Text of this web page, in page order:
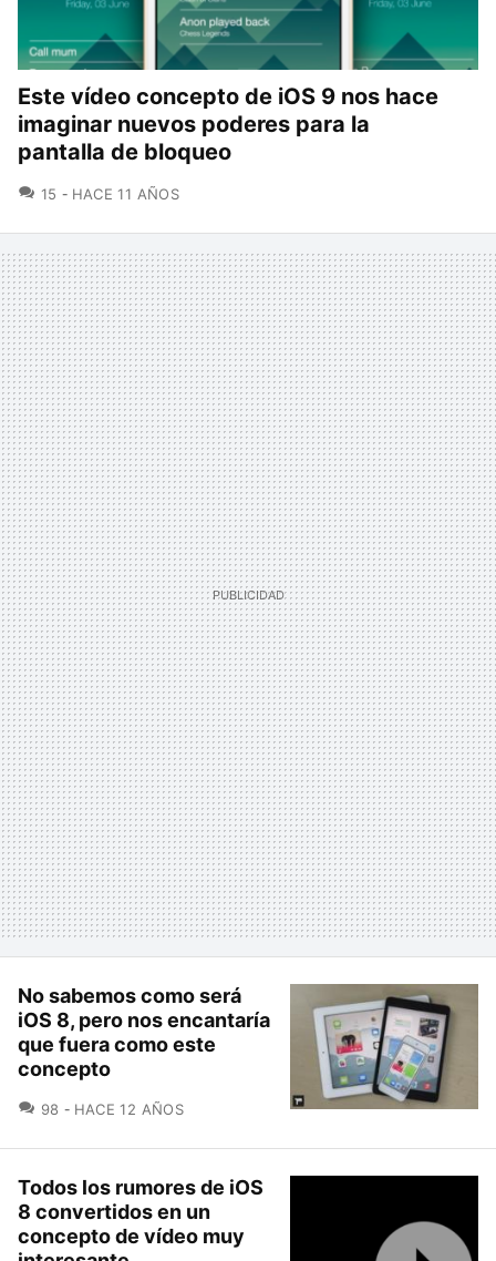
Este vídeo concepto de iOS 9 nos hace
imaginar nuevos poderes para la
pantalla de bloqueo
15 COMENTARIOS
HACE 11 AÑOS
No sabemos como será
iOS 8, pero nos encantaría
que fuera como este
concepto
98 COMENTARIOS
HACE 12 AÑOS
Todos los rumores de iOS
8 convertidos en un
concepto de vídeo muy